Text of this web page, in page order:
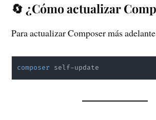
🔄 ¿Cómo actualizar
Para actualizar Composer más
composer self-update